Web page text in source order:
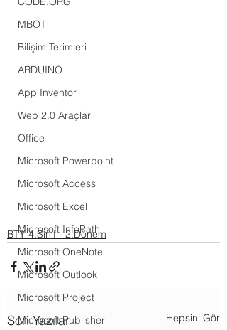
MBOT
Bilişim Terimleri
ARDUINO
App Inventor
Web 2.0 Araçları
Office
Microsoft Powerpoint
Microsoft Access
Microsoft Excel
Microsoft InfoPath
Microsoft OneNote
Microsoft Outlook
Microsoft Project
Microsoft Publisher
BTY 4.Sınıf - 2.Dönem
Son Yazılar Hepsini Gör